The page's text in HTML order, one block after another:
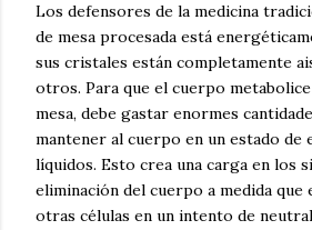
Los defensores de la medicina
de mesa procesada está
sus cristales están completamente
otros. Para que el cuerpo
mesa, debe gastar enormes
mantener al cuerpo en un estado
líquidos. Esto crea una carga en los
eliminación del cuerpo a medida que
otras células en un intento de